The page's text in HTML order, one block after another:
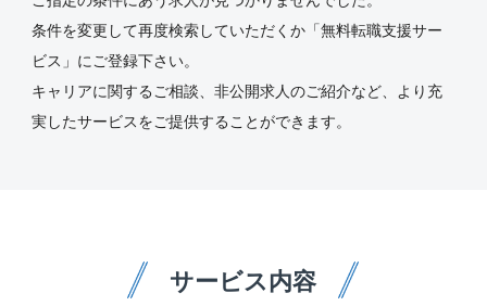
条件を変更して再度検索していただくか「無料転職支援サー
ビス」にご登録下さい。
キャリアに関するご相談、非公開求人のご紹介など、より充
実したサービスをご提供することができます。
サービス内容